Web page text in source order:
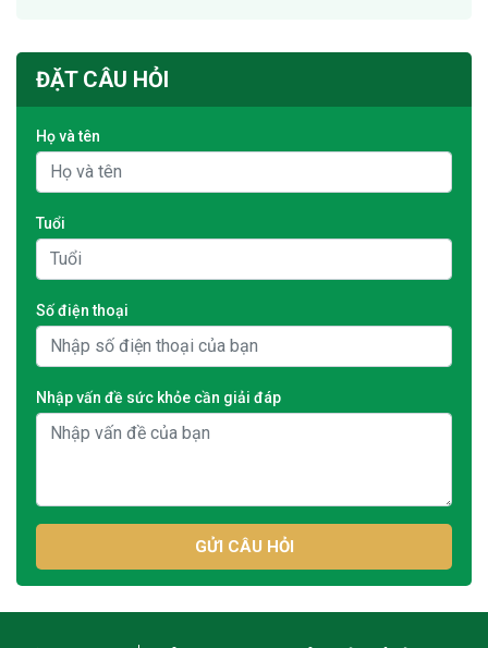
ĐẶT CÂU HỎI
Họ và tên
Tuổi
Số điện thoại
Nhập vấn đề sức khỏe cần giải đáp
GỬI CÂU HỎI